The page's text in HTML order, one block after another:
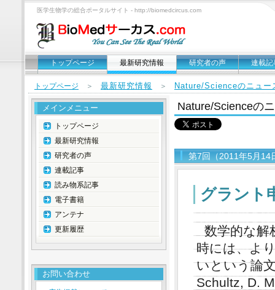
医学生物学の総合ポータルサイト - http://biomedcircus.com
トップページ 最新研究情報 研究者の声 連載記
トップページ ＞ 最新研究情報 ＞ Nature/Scienceのニュー
Nature/Scienceの
第7回（2011年5月14
グラント
数学的な解
時には、よ
いという論
Schultz, D.
メインメニュー
トップページ
最新研究情報
研究者の声
連載記事
読み物系記事
電子書籍
アンテナ
更新履歴
お問い合わせ